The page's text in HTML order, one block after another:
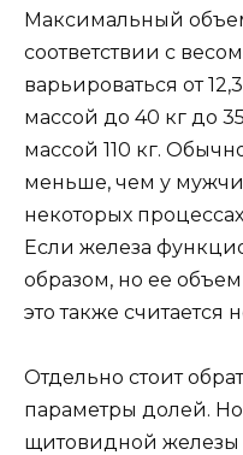
Максимальный
соответствии с
варьироваться от
массой до 40 кг до
массой 110 кг.
меньше, чем у
некоторых
Если железа
образом, но ее
это также считается
Отдельно стоит
параметры долей.
щитовидной